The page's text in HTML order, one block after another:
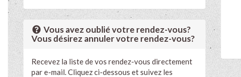
Vous avez oublié votre rendez-vous?
Vous désirez annuler votre rendez-vous?
Recevez la liste de vos rendez-vous directement
par e-mail. Cliquez ci-dessous et suivez les